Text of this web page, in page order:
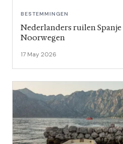
BESTEMMINGEN
Nederlanders ruilen
Noorwegen
17 May 2026